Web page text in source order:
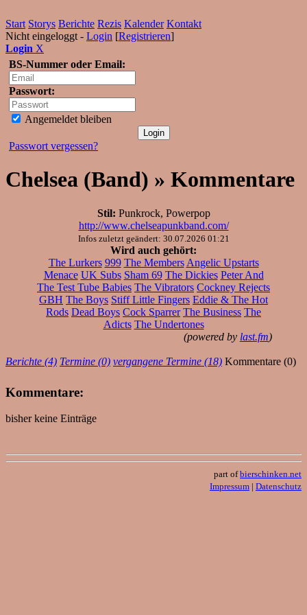
Start Storys Berichte Rezis Kalender Kontakt
Nicht eingeloggt - Login [Registrieren]
Login X
BS-Nummer oder Email:
Passwort:
Angemeldet bleiben
Passwort vergessen?
Chelsea (Band) » Kommentare
Stil: Punkrock, Powerpop
http://www.chelseapunkband.com/
Infos zuletzt geändert: 30.07.2026 01:21
Wird auch gehört:
The Lurkers 999 The Members Angelic Upstarts
Menace UK Subs Sham 69 The Dickies Peter And
The Test Tube Babies The Vibrators Cockney Rejects
GBH The Boys Stiff Little Fingers Eddie & The Hot
Rods Dead Boys Cock Sparrer The Business The
Adicts The Undertones
(powered by last.fm)
Berichte (4) Termine (0) vergangene Termine (18) Kommentare (0)
Kommentare:
bisher keine Einträge
part ofbierschinken.net
Impressum | Datenschutz